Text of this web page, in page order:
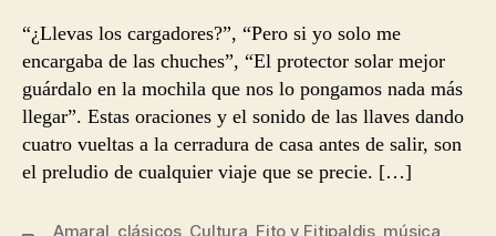
“¿Llevas los cargadores?”, “Pero si yo solo me
encargaba de las chuches”, “El protector solar mejor
guárdalo en la mochila que nos lo pongamos nada más
llegar”. Estas oraciones y el sonido de las llaves dando
cuatro vueltas a la cerradura de casa antes de salir, son
el preludio de cualquier viaje que se precie. […]
Amaral, clásicos, Cultura, Fito y Fitipaldis, música,